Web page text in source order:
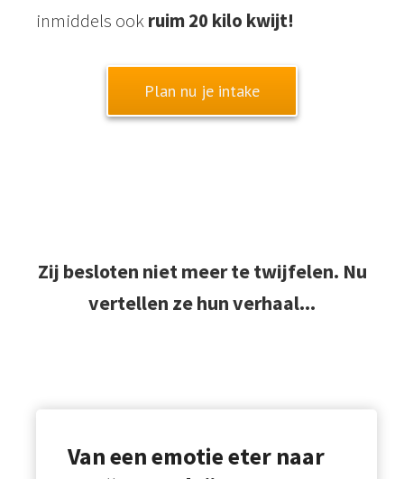
inmiddels ookruim 20 kilo kwijt!
Plan nu je intake
Zij besloten niet meer te twijfelen. Nu
vertellen ze hun verhaal...
Van een emotie eter naar